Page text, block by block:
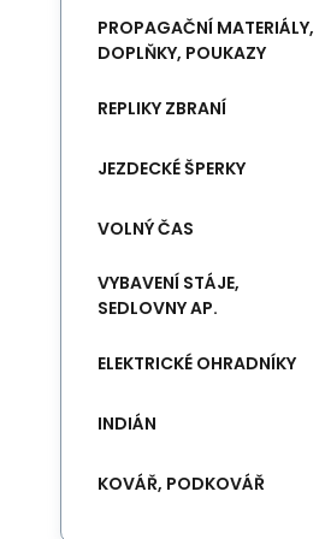
PROPAGAČNÍ MATERIÁLY,
DOPLŇKY, POUKAZY
REPLIKY ZBRANÍ
JEZDECKÉ ŠPERKY
VOLNÝ ČAS
VYBAVENÍ STÁJE,
SEDLOVNY AP.
ELEKTRICKÉ OHRADNÍKY
INDIÁN
KOVÁŘ, PODKOVÁŘ